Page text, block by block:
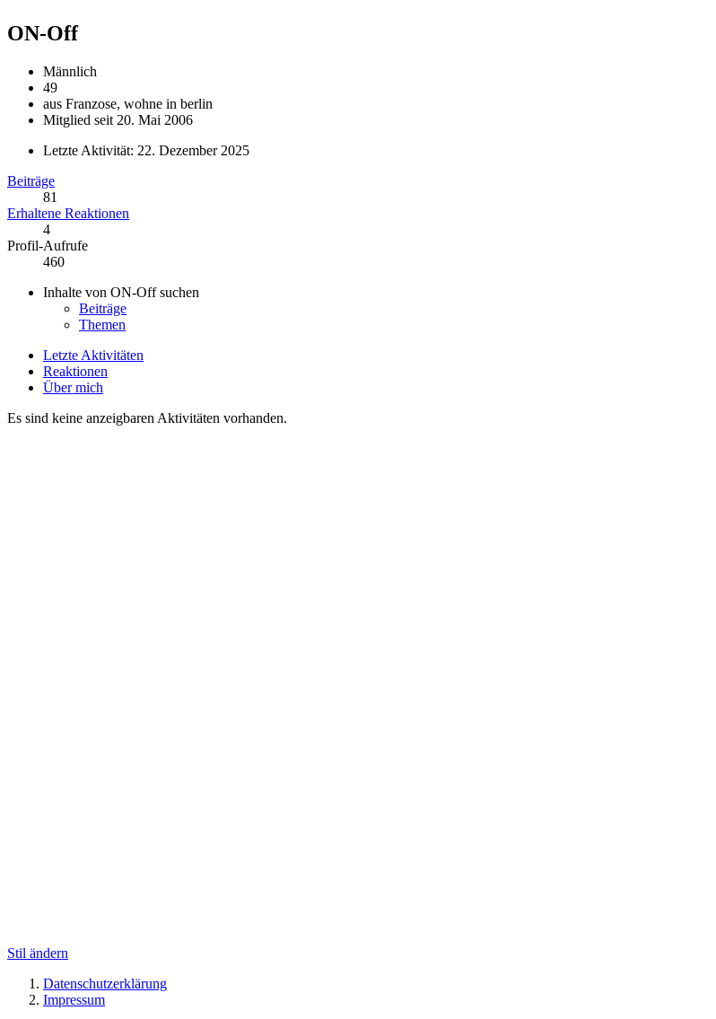
ON-Off
Männlich
49
aus Franzose, wohne in berlin
Mitglied seit 20. Mai 2006
Letzte Aktivität: 22. Dezember 2025
Beiträge
81
Erhaltene Reaktionen
4
Profil-Aufrufe
460
Inhalte von ON-Off suchen
Beiträge
Themen
Letzte Aktivitäten
Reaktionen
Über mich
Es sind keine anzeigbaren Aktivitäten vorhanden.
Stil ändern
Datenschutzerklärung
Impressum